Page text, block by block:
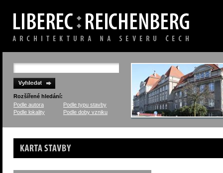
Rozšířené hledání:
Podle autora
Podle typu stavby
Podle lokality
Podle doby vzniku
Karta stavby